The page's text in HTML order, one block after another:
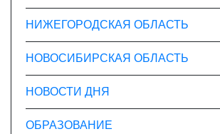
НИЖЕГОРОДСКАЯ ОБЛАСТЬ
НОВОСИБИРСКАЯ ОБЛАСТЬ
НОВОСТИ ДНЯ
ОБРАЗОВАНИЕ